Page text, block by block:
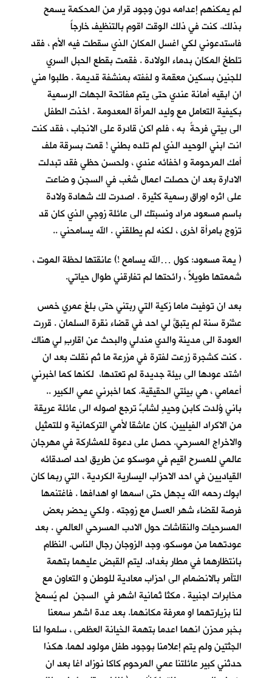
لم يمكنهم إعدامه دون وجود قرار من المحكمة يسمح
بذلك. كنت في ذلك الوقت اقوم بالتنظيف خارجاً
فاستدعوني لكي اغسل المكان الذي سقطت فيه الأم ، فقد
تلطخ المكان بدماء الولادة . فقمت بقطع الحبل السري
للجنين بسكين معقمة و لففته بمنشفة قديمة . طلبوا مني
ان ابقيه أمانة عندي حتى يتم مفاتحة الجهات الرسمية
بكيفية التعامل مع وليد المرأة المعدومة . اخذت الطفل
الى بيتي فرحةً به ، فلم اكن قادرة على الانجاب ، فقد كنت
انت ابني الوحيد الذي لم تلده بطني ! قمت بسرقة ملف
أمك المرحومة و اخفائه عندي ، ولحسن حظي فقد تبدلت
الادارة بعد ان حصلت اعمال شغب في السجن و ضاعت
على اثره اوراق رسمية كثيرة . اصدرت لك شهادة ولادة
باسم مسعود مراد ونسبتك الى عائلة زوجي الذي كان قد
تزوج بامرأة اخرى ، لكنه لم يطلقني . الله يسامحني ..
( يمة مسعود: كول …الله يسامح !) عانقتها لحظة الموت ،
شممتها طويلاً ، رائحتها لم تفارقني طوال حياتي.
بعد ان توفيت ماما زكية التي ربتني حتى بلغ عمري خمس
عشْرة سنة لم يتبقَّ لي احد في قضاء نقرة السلمان . قررت
العودة الى مدينة والدي مندلي والبحث عن اقاربٍ لي هناك
. كنت كشجرة زرعت لفترة في مزرعة ما ثم نقلت بعد ان
اشتد عودها الى بيئة جديدة لم تعتدها، لكنها كما اخبرني
أعمامي ، هي بيئتي الحقيقية. كما اخبرني عمي الكبير ..
باني وُلدت كابنٍ وحيدٍ لشابٍّ ترجع اصوله الى عائلة عريقة
من الاكراد الفيليين. كان عاشقا لأمي التركمانية و للتمثيل
والاخراج المسرحي. حصل على دعوة للمشاركة في مهرجان
عالمي للمسرح اقيم في موسكو عن طريق احد اصدقائه
القياديين في احد الاحزاب اليسارية الكردية ، التي ربما كان
ابوك رحمه الله يجهل حتى اسمها او اهدافها . فاغتنمها
فرصة لقضاء شهر العسل مع زوجته . ولكي يحضر بعض
المسرحيات والنقاشات حول الادب المسرحي العالمي . بعد
عودتهما من موسكو، وجد الزوجان رجال الناس. النظام
بانتظارهما في مطار بغداد. ليتم القبض عليهما بتهمة
التآمر بالانضمام الى احزاب معادية للوطن و التعاون مع
مخابرات اجنبية . مكثا ثمانية اشهر في السجن لم يُسمحْ
لنا بزيارتهما او معرفة مكانهما. بعد عدة اشهر سمعنا
بخبر محزن انهما اعدما بتهمة الخيانة العظمى ، سلموا لنا
الجثتين ولم يتم إعلامنا بوجود طفل مولود لهما. هكذا
حدثني كبير عائلتنا عمي المرحوم كاكا نوزاد اغا بعد ان